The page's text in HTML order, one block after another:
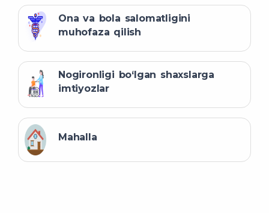
Ona va bola salomatligini
muhofaza qilish
Nogironligi bo‘lgan shaxslarga
imtiyozlar
Mahalla